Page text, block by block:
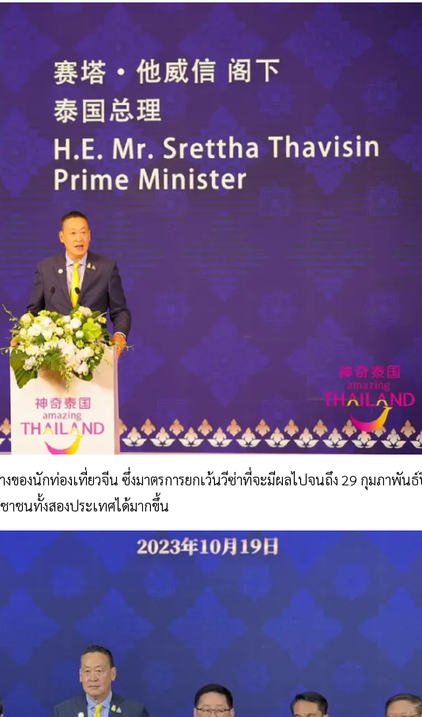
งของนักท่องเที่ยวจีน ซึ่งมาตรการยกเว้นวีซ่าที่จะมีผลไปจนถึง 29 กุมภาพัน
าชนทั้งสองประเทศได้มากขึ้น